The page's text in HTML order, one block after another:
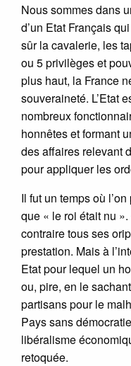
Nous sommes dans
d’un Etat Français
sûr la cavalerie, les
ou 5 privilèges et
plus haut, la France
souveraineté. L’Etat
nombreux
honnêtes et formant
des affaires relevant
pour appliquer les
Il fut un temps où
que « le roi était nu
contraire tous ses
prestation. Mais à
Etat pour lequel un
ou, pire, en le
partisans pour le
Pays sans
libéralisme
retoquée.